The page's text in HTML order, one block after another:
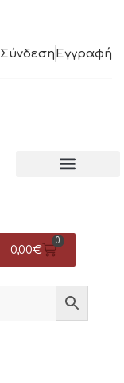
Σύνδεση Εγγραφή
0,00€
0